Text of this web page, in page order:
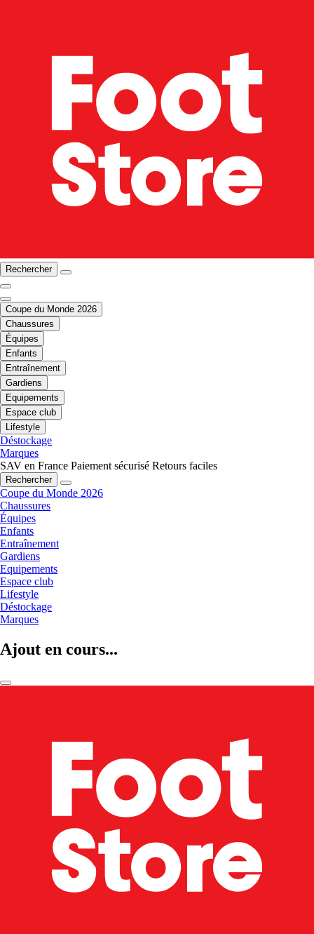
Rechercher
Coupe du Monde 2026
Chaussures
Équipes
Enfants
Entraînement
Gardiens
Equipements
Espace club
Lifestyle
Déstockage
Marques
SAV en France Paiement sécurisé Retours faciles
Rechercher
Coupe du Monde 2026
Chaussures
Équipes
Enfants
Entraînement
Gardiens
Equipements
Espace club
Lifestyle
Déstockage
Marques
Ajout en cours...